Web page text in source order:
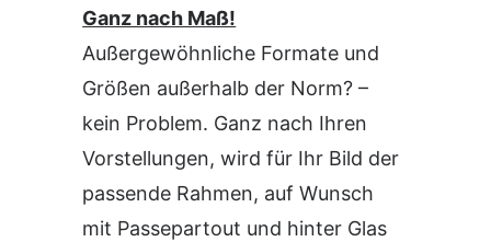
Ganz nach Maß!
Außergewöhnliche Formate und
Größen außerhalb der Norm? –
kein Problem. Ganz nach Ihren
Vorstellungen, wird für Ihr Bild der
passende Rahmen, auf Wunsch
mit Passepartout und hinter Glas